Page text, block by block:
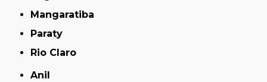
Mangaratiba
Paraty
Rio Claro
Anil